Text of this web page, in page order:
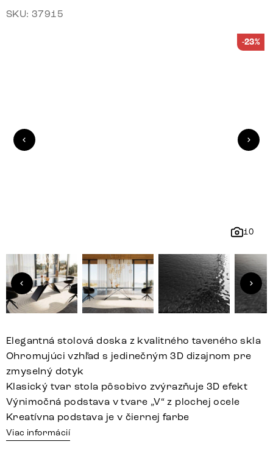
SKU: 37915
10
-23%
Elegantná stolová doska z kvalitného taveného skla
Ohromujúci vzhľad s jedinečným 3D dizajnom pre
zmyselný dotyk
Klasický tvar stola pôsobivo zvýrazňuje 3D efekt
Výnimočná podstava v tvare „V“ z plochej ocele
Kreatívna podstava je v čiernej farbe
Viac informácií